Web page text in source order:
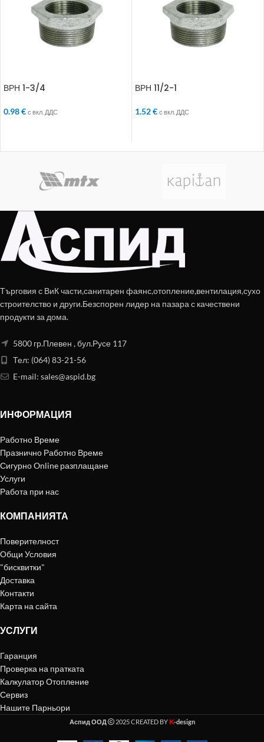
ВРН 1-3/4
0.98€ с вкл. ДДС
ВРН 11/2-1
1.52€ с вкл. ДДС
Търговия с ВиК части,санитарен фаянс,отопление,вентилация,сухо
строителство и други.Безспорен лидер на пазара с качествени
продукти за дома.
5800 гр.Плевен , бул.Русе 117
Тел: (064) 83-21-56
E-mail: sales@aspid.bg
ИНФОРМАЦИЯ
Работно Време
Празнично Работно Време
Сигурно Online разплащане
Услуги
Работа при нас
КОМПАНИЯТА
Поверителност
Общи Условия
"бисквитки"
Доставка
Контакти
Карта на сайта
УСЛУГИ
Гаранция
Проверка на пратката
Калкулатор Отопление
Сервиз
Нашите Парньори
Аспид ООД 2025 CREATED BY K-design